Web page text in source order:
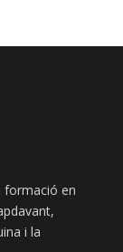
formació en
i la